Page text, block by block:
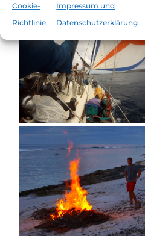
Cookie-
Richtlinie
Impressum und
Datenschutzerklärung